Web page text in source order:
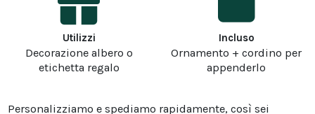
Utilizzi
Decorazione albero o
etichetta regalo
Incluso
Ornamento + cordino per
appenderlo
Personalizziamo e spediamo rapidamente, così sei